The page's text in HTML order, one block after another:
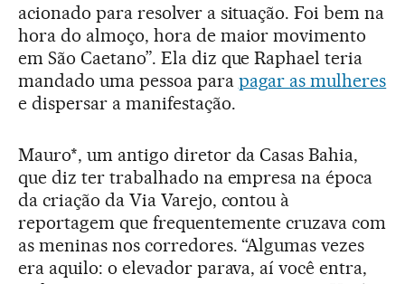
acionado para resolver a situação. Foi bem na
hora do almoço, hora de maior movimento
em São Caetano”. Ela diz que Raphael teria
mandado uma pessoa para pagar as mulheres
e dispersar a manifestação.
Mauro*, um antigo diretor da Casas Bahia,
que diz ter trabalhado na empresa na época
da criação da Via Varejo, contou à
reportagem que frequentemente cruzava com
as meninas nos corredores. “Algumas vezes
era aquilo: o elevador parava, aí você entra,